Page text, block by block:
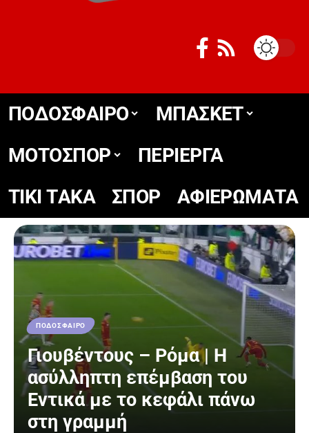
ΠΟΔΟΣΦΑΙΡΟ
ΜΠΑΣΚΕΤ
ΜΟΤΟΣΠΟΡ
ΠΕΡΙΕΡΓΑ
TIKΙ TΑΚΑ
ΣΠΟΡ ΑΦΙΕΡΩΜΑΤΑ
ΠΟΔΟΣΦΑΙΡΟ
Γιουβέντους – Ρόμα | Η
ασύλληπτη επέμβαση του
Εντικά με το κεφάλι πάνω
στη γραμμή